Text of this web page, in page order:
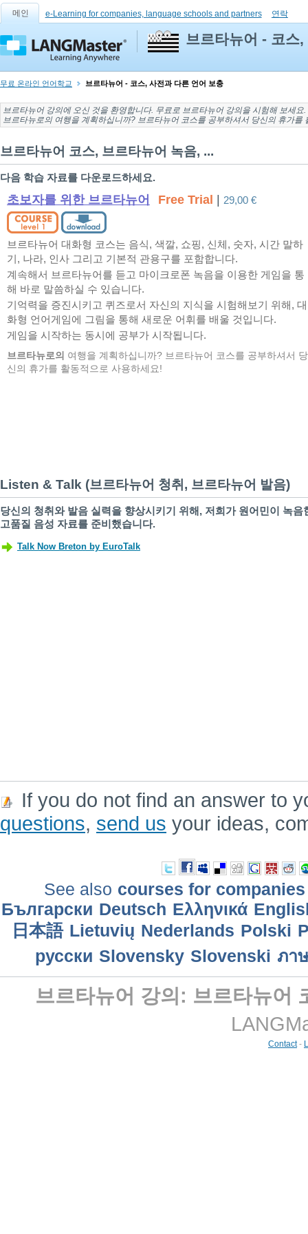
메인 e-Learning for companies, language schools and partners 연락
브르타뉴어 - 코스
무료 온라인 언어학교 브르타뉴어 - 코스, 사전과 다른 언어 보충
브르타뉴어 강의에 오신 것을 환영합니다. 무료로 브르타뉴어 강의을 시험해 보세요
브르타뉴로의여행을 계획하십니까? 브르타뉴어 코스를 공부하셔서 당신의 휴가를
브르타뉴어 코스, 브르타뉴어 녹음, ...
다음 학습 자료를 다운로드하세요.
초보자를 위한 브르타뉴어 Free Trial 29,00 €
브르타뉴어 대화형 코스는 음식, 색깔, 쇼핑, 신체, 숫자, 시간 말하
기, 나라, 인사 그리고 기본적 관용구를 포함합니다.
계속해서 브르타뉴어를 듣고 마이크로폰 녹음을 이용한 게임을 통
해 바로 말씀하실 수 있습니다.
기억력을 증진시키고 퀴즈로서 자신의 지식을 시험해보기 위해, 대
화형 언어게임에 그림을 통해 새로운 어휘를 배울 것입니다.
게임을 시작하는 동시에 공부가 시작됩니다.
브르타뉴로의 여행을 계획하십니까? 브르타뉴어 코스를 공부하셔서 당
신의 휴가를 활동적으로 사용하세요!
Listen & Talk (브르타뉴어 청취, 브르타뉴어 발음)
당신의 청취와 발음 실력을 향상시키기 위해, 저희가 원어민이 녹음
고품질 음성 자료를 준비했습니다.
If you do not find an answer to
questions, send us your ideas,
See also courses for companies
Български Deutsch Ελληνικά
日本語 Lietuvių Nederlands Polski
русски Slovensky Slovenski ภา
브르타뉴어 강의: 브르타뉴어
Contact-